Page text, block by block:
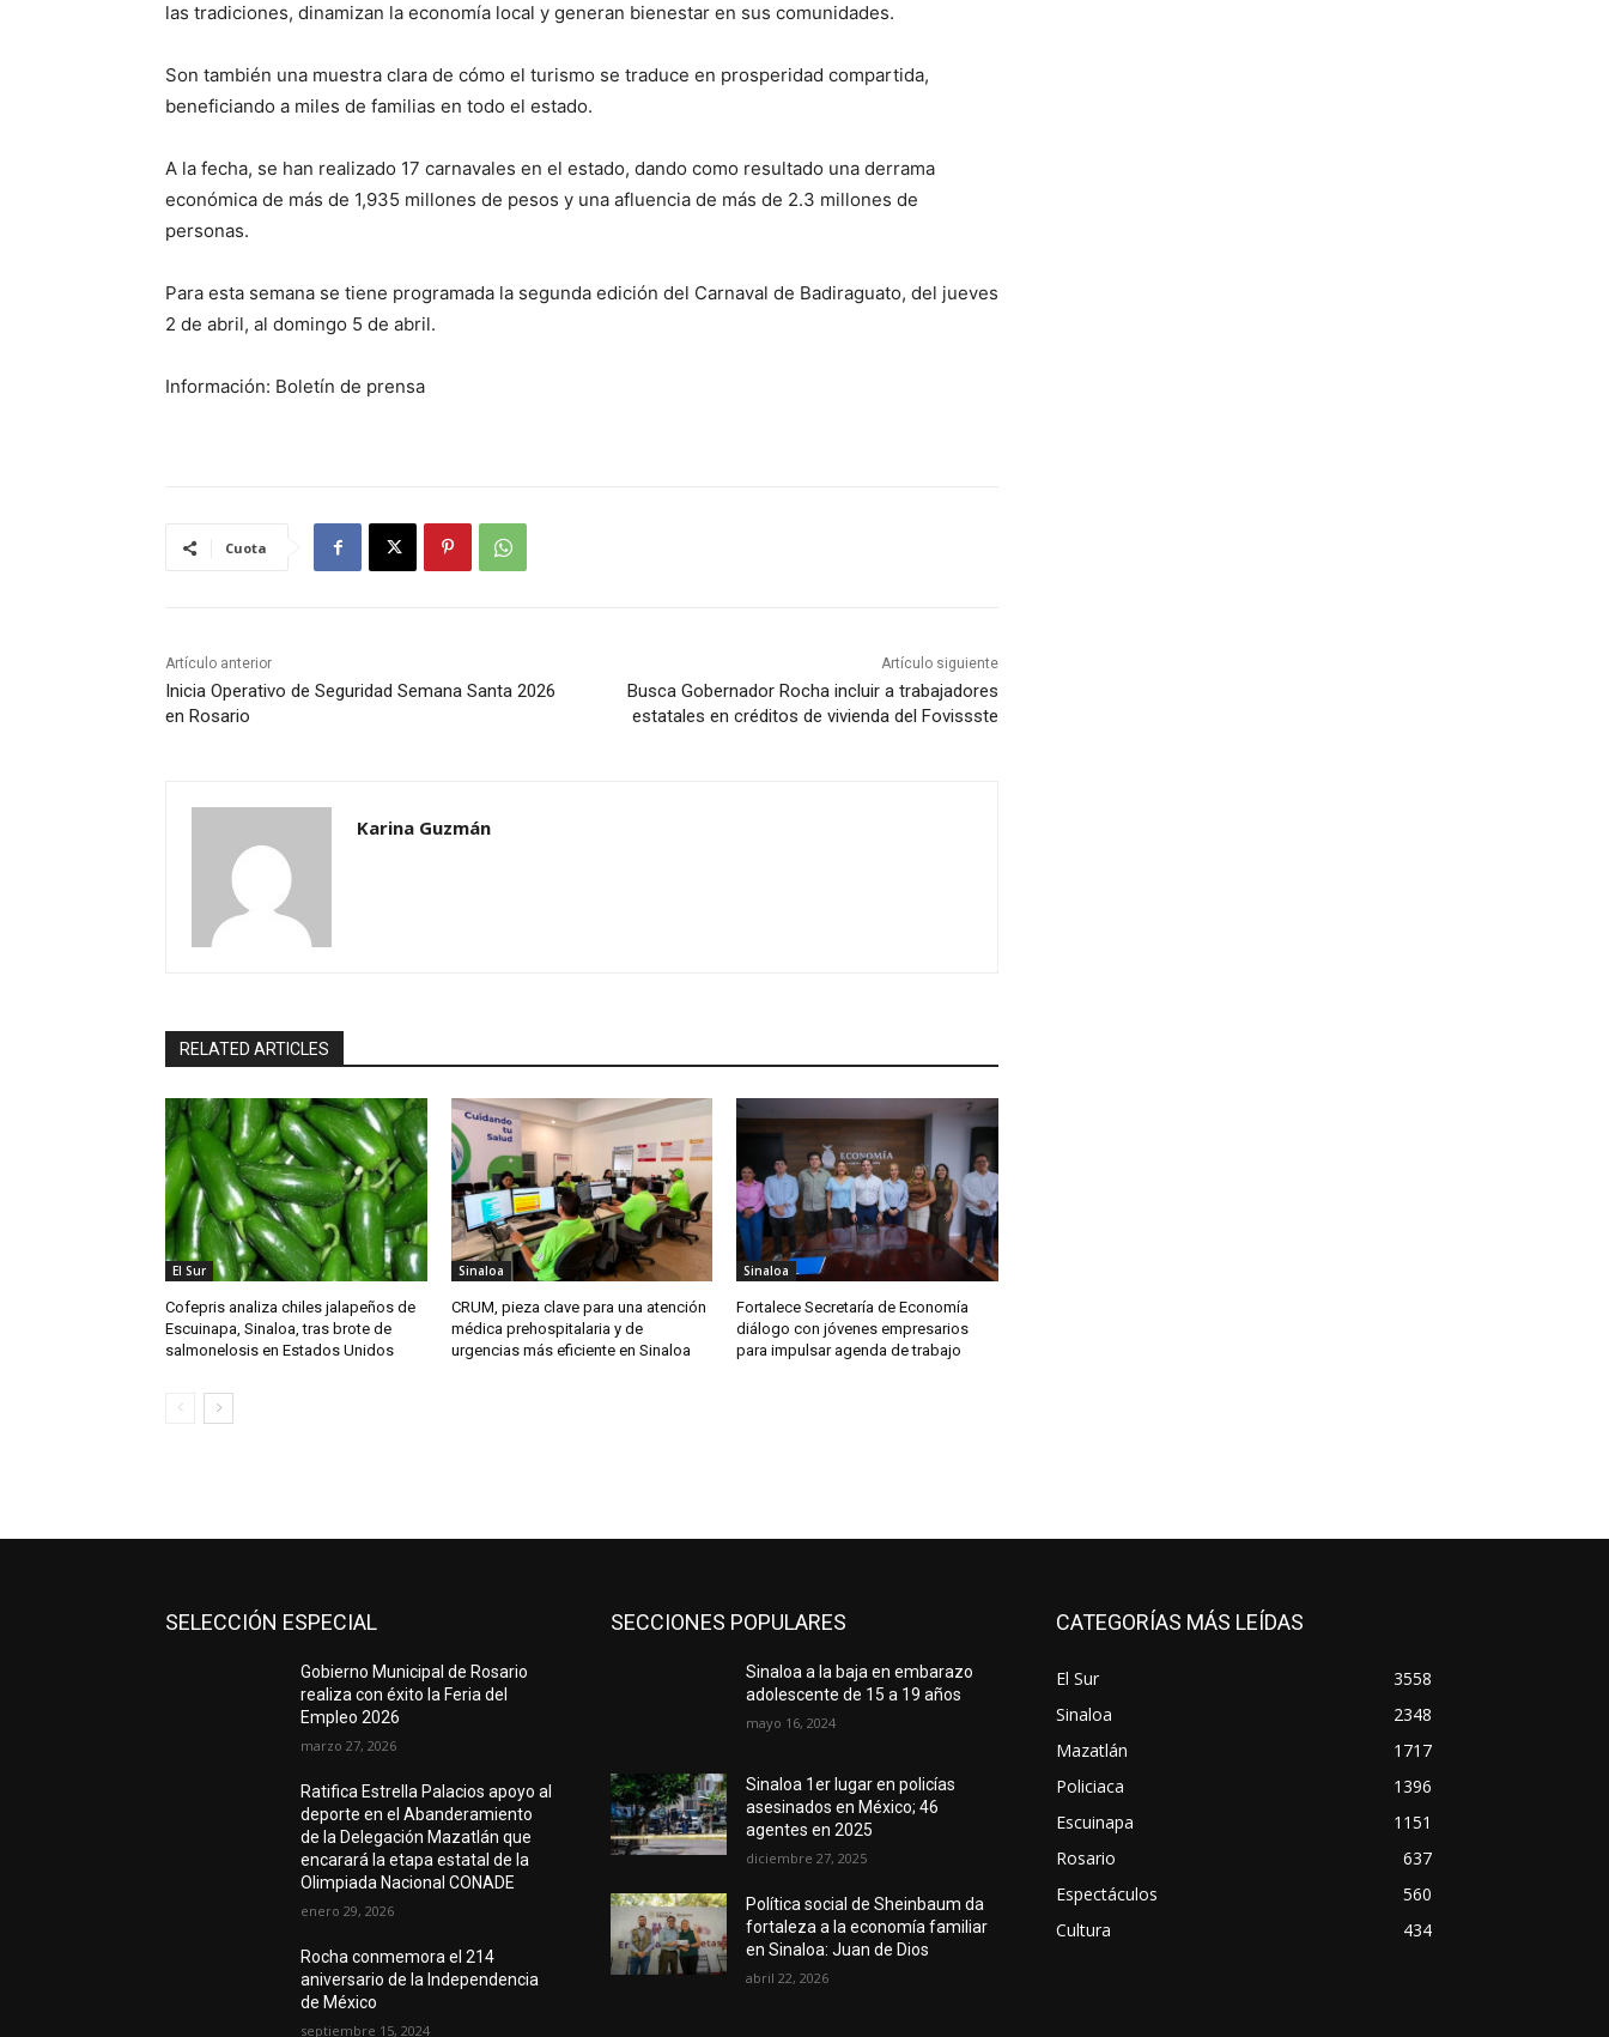
las tradiciones, dinamizan la economía local y generan bienestar en sus comunidades.
Son también una muestra clara de cómo el turismo se traduce en prosperidad compartida,
beneficiando a miles de familias en todo el estado.
A la fecha, se han realizado 17 carnavales en el estado, dando como resultado una derrama
económica de más de 1,935 millones de pesos y una afluencia de más de 2.3 millones de
personas.
Para esta semana se tiene programada la segunda edición del Carnaval de Badiraguato, del jueves
2 de abril, al domingo 5 de abril.
Información: Boletín de prensa
Cuota
Artículo anterior
Inicia Operativo de Seguridad Semana Santa 2026
en Rosario
Artículo siguiente
Busca Gobernador Rocha incluir a trabajadores
estatales en créditos de vivienda del Fovissste
Karina Guzmán
RELATED ARTICLES
El Sur
Cofepris analiza chiles jalapeños de
Escuinapa, Sinaloa, tras brote de
salmonelosis en Estados Unidos
Sinaloa
CRUM, pieza clave para una atención
médica prehospitalaria y de
urgencias más eficiente en Sinaloa
Sinaloa
Fortalece Secretaría de Economía
diálogo con jóvenes empresarios
para impulsar agenda de trabajo
SELECCIÓN ESPECIAL
Gobierno Municipal de Rosario
realiza con éxito la Feria del
Empleo 2026
marzo 27, 2026
Ratifica Estrella Palacios apoyo al
deporte en el Abanderamiento
de la Delegación Mazatlán que
encarará la etapa estatal de la
Olimpiada Nacional CONADE
enero 29, 2026
Rocha conmemora el 214
aniversario de la Independencia
de México
septiembre 15, 2024
SECCIONES POPULARES
Sinaloa a la baja en embarazo
adolescente de 15 a 19 años
mayo 16, 2024
Sinaloa 1er lugar en policías
asesinados en México; 46
agentes en 2025
diciembre 27, 2025
Política social de Sheinbaum da
fortaleza a la economía familiar
en Sinaloa: Juan de Dios
abril 22, 2026
CATEGORÍAS MÁS LEÍDAS
El Sur
3558
Sinaloa
2348
Mazatlán
1717
Policiaca
1396
Escuinapa
1151
Rosario
637
Espectáculos
560
Cultura
434